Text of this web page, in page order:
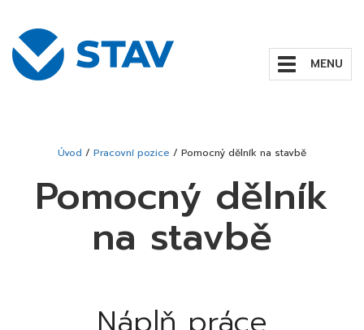
Zobrazit/skrýt
navigaci
Úvod / Pracovní pozice / Pomocný dělník na stavbě
Pomocný dělník
na stavbě